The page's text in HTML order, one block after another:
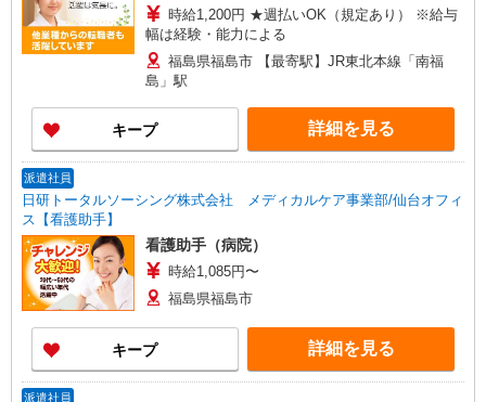
時給1,200円 ★週払いOK（規定あり） ※給与
幅は経験・能力による
福島県福島市 【最寄駅】JR東北本線「南福
島」駅
キープ 詳細を見る
派遣社員
日研トータルソーシング株式会社 メディカルケア事業部/仙台オフィ
ス【看護助手】
看護助手（病院）
時給1,085円〜
福島県福島市
キープ 詳細を見る
派遣社員